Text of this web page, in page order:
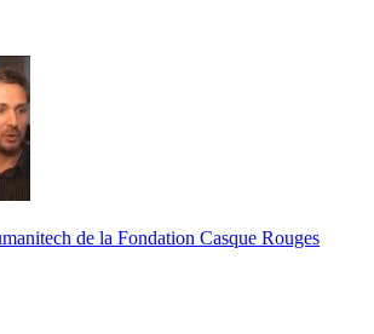
de la Fondation Casque Rouges